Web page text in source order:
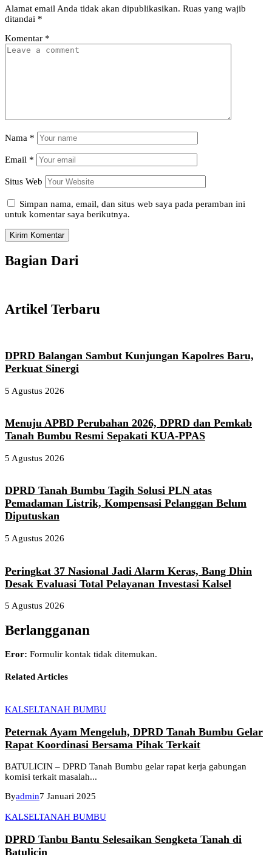
Alamat email Anda tidak akan dipublikasikan. Ruas yang wajib
ditandai *
Komentar *
Nama *
Email *
Situs Web
Simpan nama, email, dan situs web saya pada peramban ini
untuk komentar saya berikutnya.
Bagian Dari
Artikel Terbaru
DPRD Balangan Sambut Kunjungan Kapolres Baru,
Perkuat Sinergi
5 Agustus 2026
Menuju APBD Perubahan 2026, DPRD dan Pemkab
Tanah Bumbu Resmi Sepakati KUA-PPAS
5 Agustus 2026
DPRD Tanah Bumbu Tagih Solusi PLN atas
Pemadaman Listrik, Kompensasi Pelanggan Belum
Diputuskan
5 Agustus 2026
Peringkat 37 Nasional Jadi Alarm Keras, Bang Dhin
Desak Evaluasi Total Pelayanan Investasi Kalsel
5 Agustus 2026
Berlangganan
Eror: Formulir kontak tidak ditemukan.
Related Articles
KALSELTANAH BUMBU
Peternak Ayam Mengeluh, DPRD Tanah Bumbu Gelar
Rapat Koordinasi Bersama Pihak Terkait
BATULICIN – DPRD Tanah Bumbu gelar rapat kerja gabungan
komisi terkait masalah...
Byadmin7 Januari 2025
KALSELTANAH BUMBU
DPRD Tanbu Bantu Selesaikan Sengketa Tanah di
Batulicin